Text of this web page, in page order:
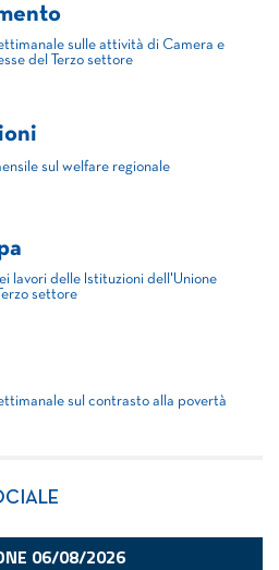
sulle attività di Camera e
del Terzo settore
sul welfare regionale
lavori delle Istituzioni dell'Unione
settore
sul contrasto alla povertà